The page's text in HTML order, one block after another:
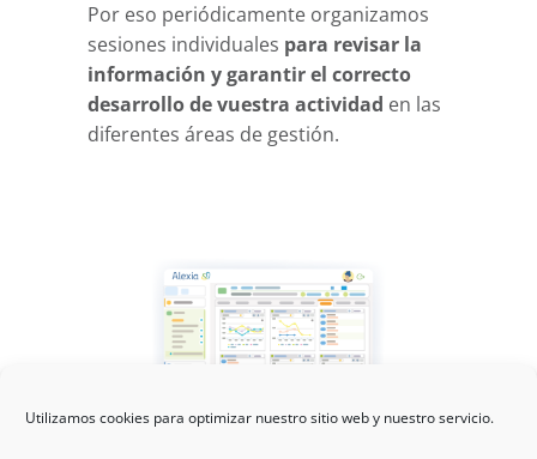
Utilizamos cookies para optimizar nuestro sitio web y nuestro servicio.
Por eso periódicamente organizamos
sesiones individuales para revisar la
información y garantir el correcto
desarrollo de vuestra actividad en las
diferentes áreas de gestión.